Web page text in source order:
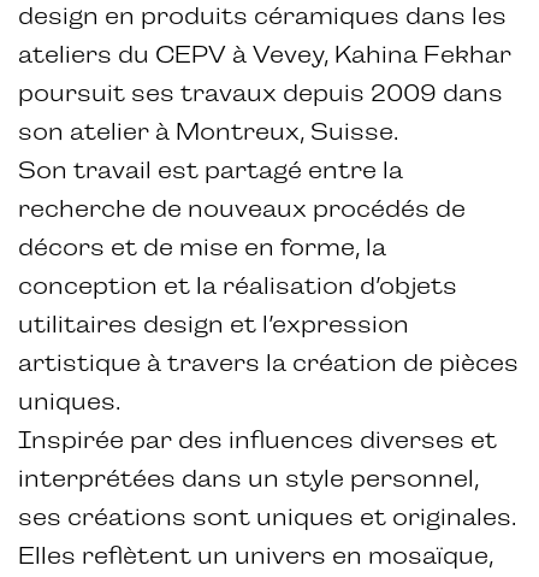
design en produits céramiques dans les
ateliers du CEPV à Vevey, Kahina Fekhar
poursuit ses travaux depuis 2009 dans
son atelier à Montreux, Suisse.
Son travail est partagé entre la
recherche de nouveaux procédés de
décors et de mise en forme, la
conception et la réalisation d’objets
utilitaires design et l’expression
artistique à travers la création de pièces
uniques.
Inspirée par des influences diverses et
interprétées dans un style personnel,
ses créations sont uniques et originales.
Elles reflètent un univers en mosaïque,